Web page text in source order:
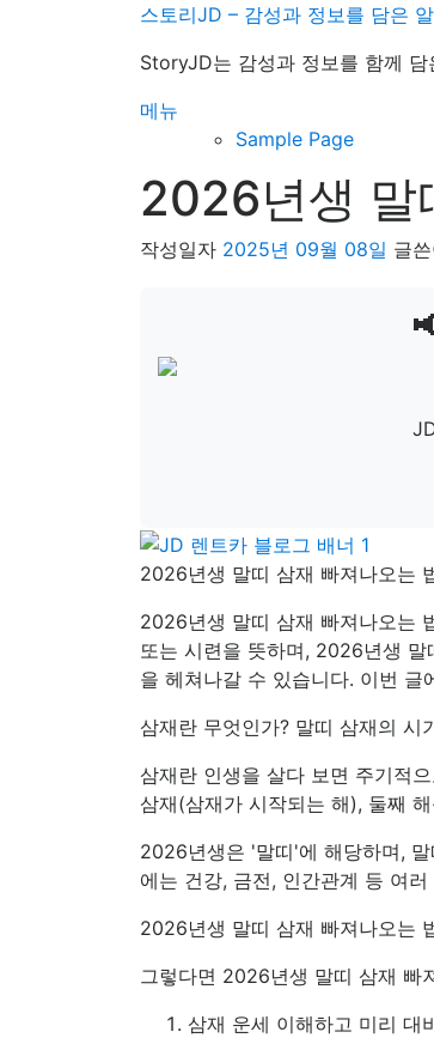
스토리JD – 감성과 정보를 담은
StoryJD는 감성과 정보를 함께 담
메뉴
Sample Page
2026년생 말
작성일자 2025년 09월 08일 글
2026년생 말띠 삼재 빠져나오는
2026년생 말띠 삼재 빠져나오는
또는 시련을 뜻하며, 2026년생
을 헤쳐나갈 수 있습니다. 이번
삼재란 무엇인가? 말띠 삼재의 시
삼재란 인생을 살다 보면 주기적
삼재(삼재가 시작되는 해), 둘째
2026년생은 '말띠'에 해당하며,
에는 건강, 금전, 인간관계 등 여
2026년생 말띠 삼재 빠져나오는
그렇다면 2026년생 말띠 삼재 빠
삼재 운세 이해하고 미리 대